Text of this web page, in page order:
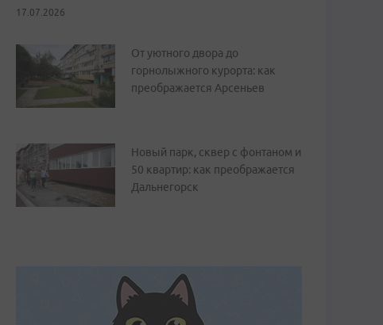
17.07.2026
От уютного двора до
горнолыжного курорта: как
преображается Арсеньев
Новый парк, сквер с фонтаном и
50 квартир: как преображается
Дальнегорск